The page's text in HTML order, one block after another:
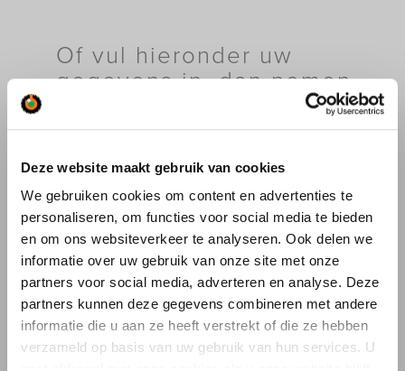
Deze website maakt gebruik van cookies
We gebruiken cookies om content en advertenties te
personaliseren, om functies voor social media te bieden
en om ons websiteverkeer te analyseren. Ook delen we
informatie over uw gebruik van onze site met onze
partners voor social media, adverteren en analyse. Deze
partners kunnen deze gegevens combineren met andere
informatie die u aan ze heeft verstrekt of die ze hebben
verzameld op basis van uw gebruik van hun services. U
Of vul hieronder uw
gegevens in, dan nemen
wij contact met u op.
Ik wil informatie over:
Kraanverhuur
Industriële verhuizingen
Specifieke Verhuizingen
Bouwlogistiek
Autolaadkranen
Drones
Saan Museum
Overig (vul hieronder in)